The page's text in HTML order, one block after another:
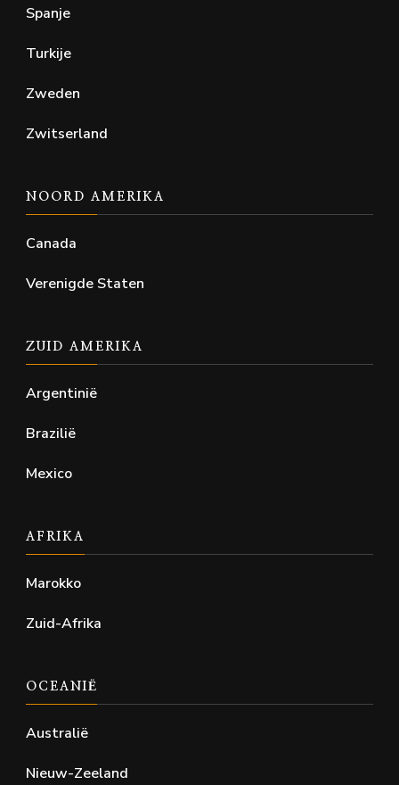
Spanje
Turkije
Zweden
Zwitserland
NOORD AMERIKA
Canada
Verenigde Staten
ZUID AMERIKA
Argentinië
Brazilië
Mexico
AFRIKA
Marokko
Zuid-Afrika
OCEANIË
Australië
Nieuw-Zeeland